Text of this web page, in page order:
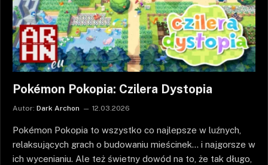
Pokémon Pokopia: Czilera Dystopia
Autor: Dark Archon 12.03.2026
Pokémon Pokopia to wszystko co najlepsze w luźnych,
relaksujących grach o budowaniu mieścinek… i najgorsze w
ich wycenianiu. Ale też świetny dowód na to, że tak długo,